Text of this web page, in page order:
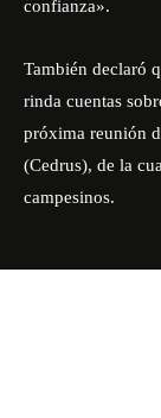
confianza».
También declaró
rinda cuentas
próxima reunión
(Cedrus), de la
campesinos.